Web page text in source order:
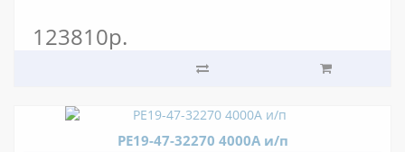
123810р.
РЕ19-47-32270 4000А и/п